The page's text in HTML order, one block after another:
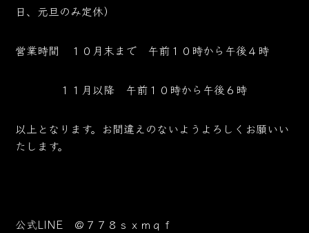
日、元旦のみ定休）
営業時間 １０月末まで 午前１０時から午後４時
１１月以降 午前１０時から午後６時
以上となります。お間違えのないようよろしくお願いい
たします。
公式LINE ＠７７８ｓｘｍｑｆ